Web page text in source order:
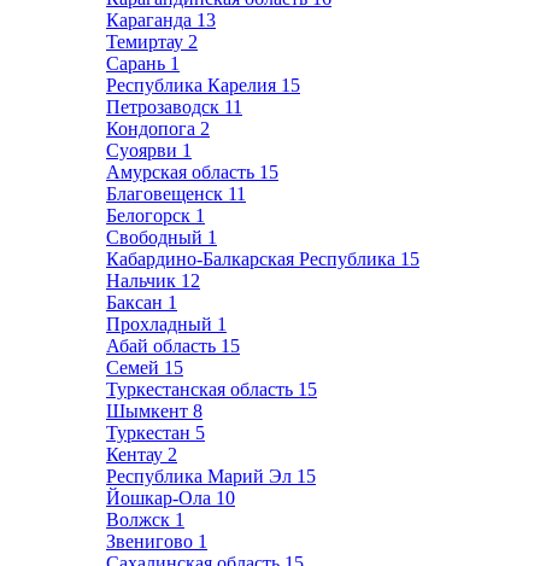
Караганда 13
Темиртау 2
Сарань 1
Республика Карелия 15
Петрозаводск 11
Кондопога 2
Суоярви 1
Амурская область 15
Благовещенск 11
Белогорск 1
Свободный 1
Кабардино-Балкарская Республика 15
Нальчик 12
Баксан 1
Прохладный 1
Абай область 15
Семей 15
Туркестанская область 15
Шымкент 8
Туркестан 5
Кентау 2
Республика Марий Эл 15
Йошкар-Ола 10
Волжск 1
Звенигово 1